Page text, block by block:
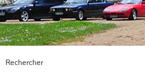
Rechercher